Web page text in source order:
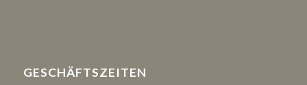
GESCHÄFTSZEITEN